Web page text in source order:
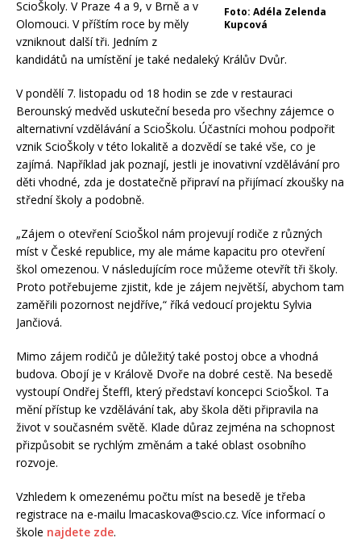
Foto: Adéla Zelenda
Kupcová
ScioŠkoly. V Praze 4 a 9, v Brně a v
Olomouci. V příštím roce by měly
vzniknout další tři. Jedním z
kandidátů na umístění je také nedaleký Králův Dvůr.
V pondělí 7. listopadu od 18 hodin se zde v restauraci
Berounský medvěd uskuteční beseda pro všechny zájemce o
alternativní vzdělávání a ScioŠkolu. Účastníci mohou podpořit
vznik ScioŠkoly v této lokalitě a dozvědí se také vše, co je
zajímá. Například jak poznají, jestli je inovativní vzdělávání pro
děti vhodné, zda je dostatečně připraví na přijímací zkoušky na
střední školy a podobně.
„Zájem o otevření ScioŠkol nám projevují rodiče z různých
míst v České republice, my ale máme kapacitu pro otevření
škol omezenou. V následujícím roce můžeme otevřít tři školy.
Proto potřebujeme zjistit, kde je zájem největší, abychom tam
zaměřili pozornost nejdříve,“ říká vedoucí projektu Sylvia
Jančiová.
Mimo zájem rodičů je důležitý také postoj obce a vhodná
budova. Obojí je v Králově Dvoře na dobré cestě. Na besedě
vystoupí Ondřej Šteffl, který představí koncepci ScioŠkol. Ta
mění přístup ke vzdělávání tak, aby škola děti připravila na
život v současném světě. Klade důraz zejména na schopnost
přizpůsobit se rychlým změnám a také oblast osobního
rozvoje.
Vzhledem k omezenému počtu míst na besedě je třeba
registrace na e-mailu lmacaskova@scio.cz. Více informací o
škole najdete zde.